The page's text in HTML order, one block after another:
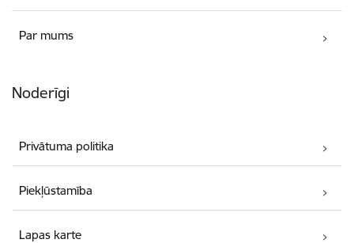
Par mums
Noderīgi
Privātuma politika
Piekļūstamība
Lapas karte